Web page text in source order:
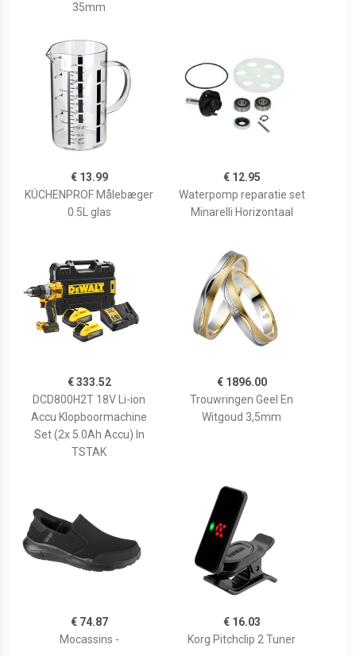
35mm
€ 13.99
KÜCHENPROF Målebæger
0.5L glas
€ 12.95
Waterpomp reparatie set
Minarelli Horizontaal
€ 333.52
DCD800H2T 18V Li-ion
Accu Klopboormachine
Set (2x 5.0Ah Accu) In
TSTAK
€ 1896.00
Trouwringen Geel En
Witgoud 3,5mm
€ 74.87
Mocassins -
€ 16.03
Korg Pitchclip 2 Tuner